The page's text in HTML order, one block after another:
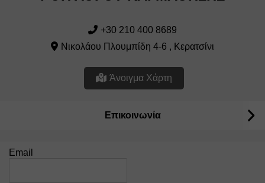
+30 210 400 8689
Νικολάου Πλουμπίδη 4-6 , Κερατσίνι
Άνοιγμα Χάρτη
Επικοινωνία
Email